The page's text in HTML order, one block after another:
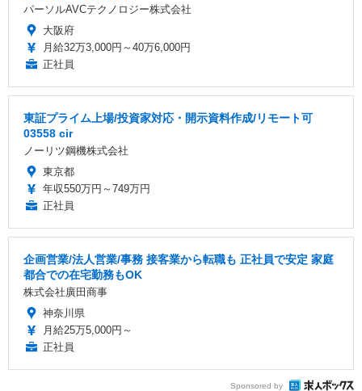
パーソルAVCテクノロジー株式会社
大阪府
月給32万3,000円～40万6,000円
正社員
東証プライム上場/投資家対応・開示資料作成/リモート可
03558 cir
ノーリツ鋼機株式会社
東京都
年収550万円～749万円
正社員
企画営業/法人営業/事務 接客業から転職も 正社員で安定 家庭
都合での在宅勤務もOK
株式会社廣田商事
神奈川県
月給25万5,000円～
正社員
Sponsored by